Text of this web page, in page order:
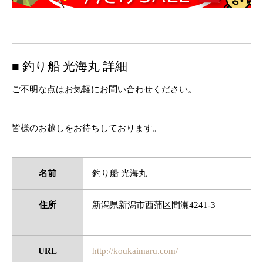
■ 釣り船 光海丸 詳細
ご不明な点はお気軽にお問い合わせください。
皆様のお越しをお待ちしております。
名前 釣り船 光海丸
住所 新潟県新潟市西蒲区間瀬4241-3
URL http://koukaimaru.com/